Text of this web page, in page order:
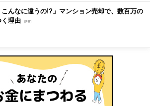
こんなに違うの!?」マンション売却で、数百万の
く理由 [PR]